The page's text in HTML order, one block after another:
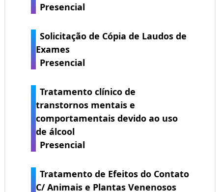
Presencial
Solicitação de Cópia de Laudos de
Exames
Presencial
Tratamento clínico de
transtornos mentais e
comportamentais devido ao uso
de álcool
Presencial
Tratamento de Efeitos do Contato
C/ Animais e Plantas Venenosos